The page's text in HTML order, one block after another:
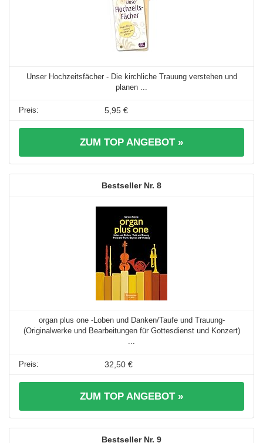
Unser Hochzeitsfächer - Die kirchliche Trauung verstehen und
planen ...
5,95 €
ZUM TOP ANGEBOT »
8
organ plus one -Loben und Danken/Taufe und Trauung-
(Originalwerke und Bearbeitungen für Gottesdienst und Konzert)
...
32,50 €
ZUM TOP ANGEBOT »
9